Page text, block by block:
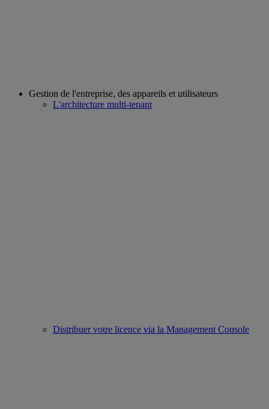
Gestion de l'entreprise, des appareils et utilisateurs
L'architecture multi-tenant
Distribuer votre licence via la Management Console